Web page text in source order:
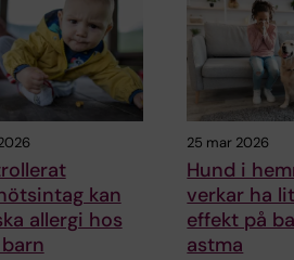
kan
allergi hos
25 mar 2026
Hund i
verkar ha
effekt på
astma